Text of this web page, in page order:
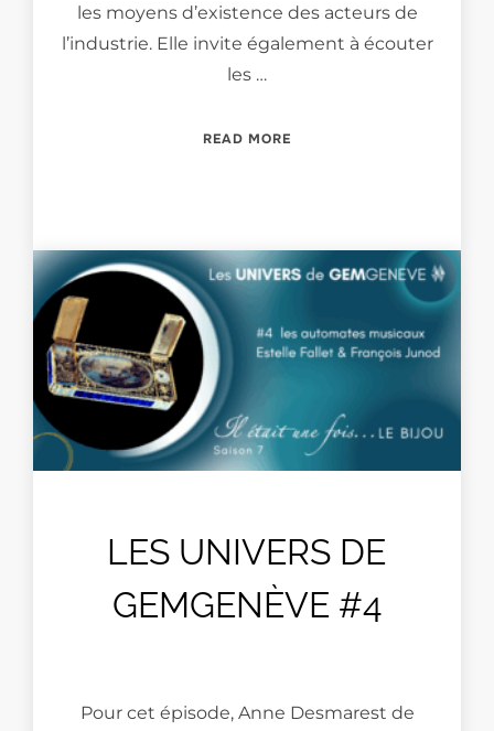
les moyens d’existence des acteurs de
l’industrie. Elle invite également à écouter
les …
READ MORE
LES UNIVERS DE
GEMGENÈVE #4
Pour cet épisode, Anne Desmarest de